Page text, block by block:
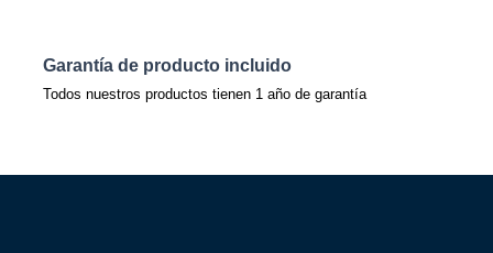
Garantía de producto incluido
Todos nuestros productos tienen 1 año de garantía